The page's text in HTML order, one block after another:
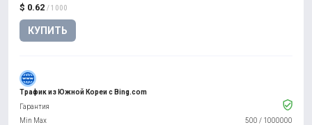
$ 0.62 / 1000
КУПИТЬ
Трафик из Южной Кореи с Bing.com
Гарантия
Min Max
500 / 1000000